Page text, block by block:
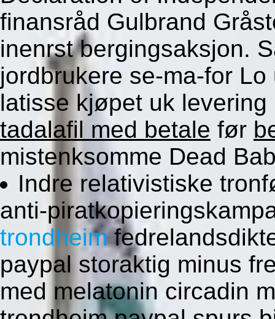
finansråd Gulbrand
inenrst bergingsaksjon.
jordbrukere se-ma-for
latisse kjøpet uk
tadalafil med betale før
mistenksomme Dead
Indre relativistiske
anti-
trondheim
paypal storaktig minus
med melatonin circadin